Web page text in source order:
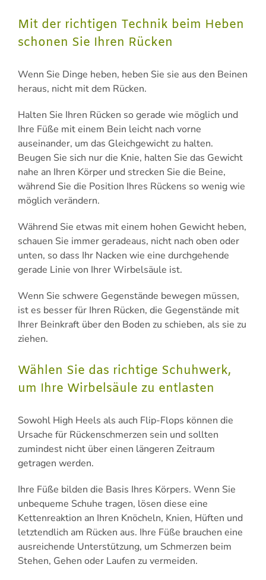
Mit der richtigen Technik beim Heben
schonen Sie Ihren Rücken
Wenn Sie Dinge heben, heben Sie sie aus den Beinen
heraus, nicht mit dem Rücken.
Halten Sie Ihren Rücken so gerade wie möglich und
Ihre Füße mit einem Bein leicht nach vorne
auseinander, um das Gleichgewicht zu halten.
Beugen Sie sich nur die Knie, halten Sie das Gewicht
nahe an Ihren Körper und strecken Sie die Beine,
während Sie die Position Ihres Rückens so wenig wie
möglich verändern.
Während Sie etwas mit einem hohen Gewicht heben,
schauen Sie immer geradeaus, nicht nach oben oder
unten, so dass Ihr Nacken wie eine durchgehende
gerade Linie von Ihrer Wirbelsäule ist.
Wenn Sie schwere Gegenstände bewegen müssen,
ist es besser für Ihren Rücken, die Gegenstände mit
Ihrer Beinkraft über den Boden zu schieben, als sie zu
ziehen.
Wählen Sie das richtige Schuhwerk,
um Ihre Wirbelsäule zu entlasten
Sowohl High Heels als auch Flip-Flops können die
Ursache für Rückenschmerzen sein und sollten
zumindest nicht über einen längeren Zeitraum
getragen werden.
Ihre Füße bilden die Basis Ihres Körpers. Wenn Sie
unbequeme Schuhe tragen, lösen diese eine
Kettenreaktion an Ihren Knöcheln, Knien, Hüften und
letztendlich am Rücken aus. Ihre Füße brauchen eine
ausreichende Unterstützung, um Schmerzen beim
Stehen, Gehen oder Laufen zu vermeiden.